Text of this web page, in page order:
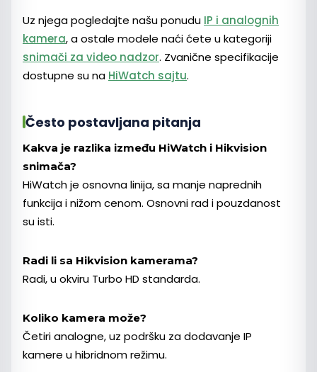
Uz njega pogledajte našu ponudu IP i analognih
kamera, a ostale modele naći ćete u kategoriji
snimači za video nadzor. Zvanične specifikacije
dostupne su na HiWatch sajtu.
Često postavljana pitanja
Kakva je razlika između HiWatch i Hikvision
snimača?
HiWatch je osnovna linija, sa manje naprednih
funkcija i nižom cenom. Osnovni rad i pouzdanost
su isti.
Radi li sa Hikvision kamerama?
Radi, u okviru Turbo HD standarda.
Koliko kamera može?
Četiri analogne, uz podršku za dodavanje IP
kamere u hibridnom režimu.